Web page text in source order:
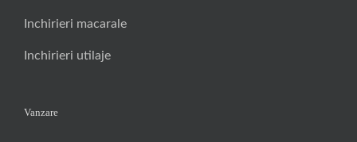
Inchirieri macarale
Inchirieri utilaje
Vanzare